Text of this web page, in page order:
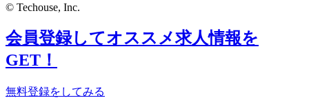
© Techouse, Inc.
会員登録してオススメ求人情報を
GET！
無料登録をしてみる